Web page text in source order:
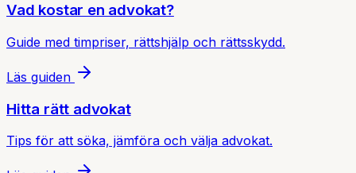
Vad kostar en advokat?
Guide med timpriser, rättshjälp och rättsskydd.
Läs guiden
Hitta rätt advokat
Tips för att söka, jämföra och välja advokat.